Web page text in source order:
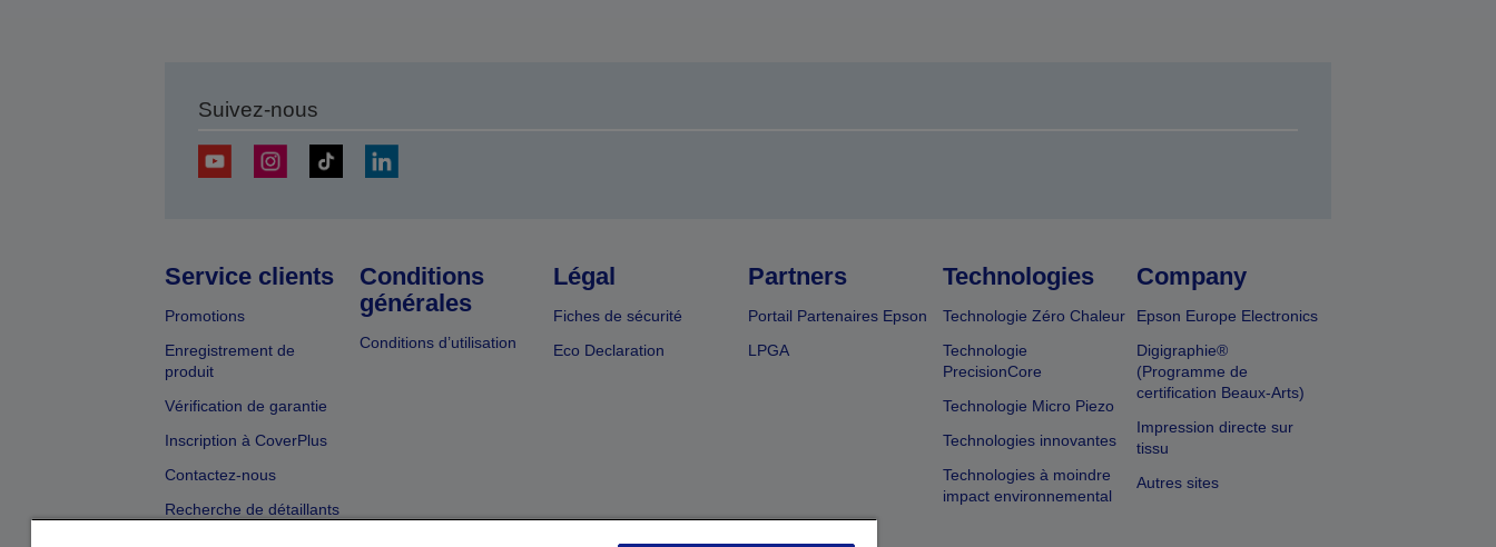
Suivez-nous
Service clients
Promotions
Enregistrement de
produit
Vérification de garantie
Inscription à CoverPlus
Contactez-nous
Recherche de détaillants
Conditions
générales
Conditions d’utilisation
Légal
Fiches de sécurité
Eco Declaration
Partners
Portail Partenaires Epson
LPGA
Technologies
Technologie Zéro Chaleur
Technologie
PrecisionCore
Technologie Micro Piezo
Technologies innovantes
Technologies à moindre
impact environnemental
Company
Epson Europe Electronics
Digigraphie®
(Programme de
certification Beaux-Arts)
Impression directe sur
tissu
Autres sites